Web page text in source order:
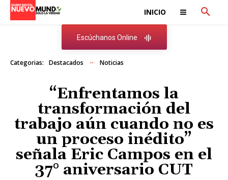
INICIO
Escúchanos Online
Categorias: Destacados Noticias
“Enfrentamos la
transformación del
trabajo aún cuando no es
un proceso inédito”
señala Eric Campos en el
37° aniversario CUT